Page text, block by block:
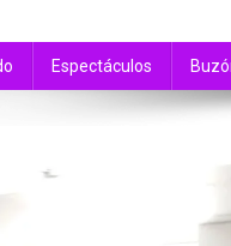
Espectáculos